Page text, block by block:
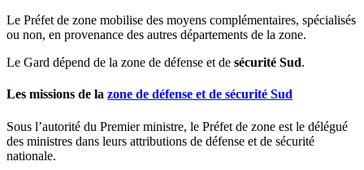
Le Préfet de zone mobilise des moyens complémentaires, spécialisés
ou non, en provenance des autres départements de la zone.
Le Gard dépend de la zone de défense et de sécurité Sud.
Les missions de la zone de défense et de sécurité Sud
Sous l’autorité du Premier ministre, le Préfet de zone est le délégué
des ministres dans leurs attributions de défense et de sécurité
nationale.